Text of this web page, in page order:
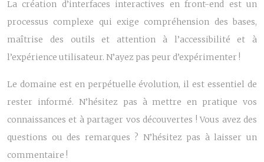
La création d’interfaces interactives en front-end est un
processus complexe qui exige compréhension des bases,
maîtrise des outils et attention à l’accessibilité et à
l’expérience utilisateur. N’ayez pas peur d’expérimenter !
Le domaine est en perpétuelle évolution, il est essentiel de
rester informé. N’hésitez pas à mettre en pratique vos
connaissances et à partager vos découvertes ! Vous avez des
questions ou des remarques ? N’hésitez pas à laisser un
commentaire !